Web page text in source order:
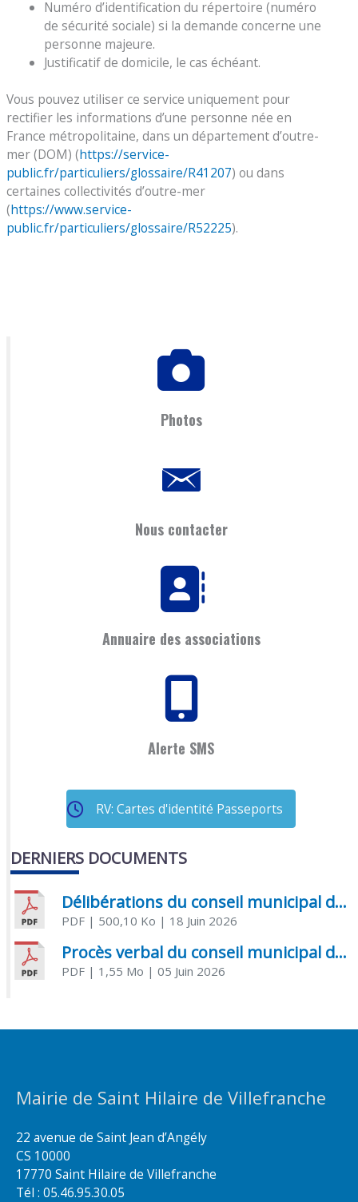
Numéro d’identification du répertoire (numéro
de sécurité sociale) si la demande concerne une
personne majeure.
Justificatif de domicile, le cas échéant.
Vous pouvez utiliser ce service uniquement pour
rectifier les informations d’une personne née en
France métropolitaine, dans un département d’outre-
mer (DOM) (https://service-
public.fr/particuliers/glossaire/R41207) ou dans
certaines collectivités d’outre-mer
(https://www.service-
public.fr/particuliers/glossaire/R52225).
Photos
Nous contacter
Annuaire des associations
Alerte SMS
RV: Cartes d'identité Passeports
DERNIERS DOCUMENTS
Délibérations du conseil municipal du 18 juin 2026
PDF| 500,10 Ko | 18 Juin 2026
Procès verbal du conseil municipal du 05 juin 2026
PDF| 1,55 Mo | 05 Juin 2026
Mairie de Saint Hilaire de Villefranche
22 avenue de Saint Jean d’Angély
CS 10000
17770 Saint Hilaire de Villefranche
Tél : 05.46.95.30.05